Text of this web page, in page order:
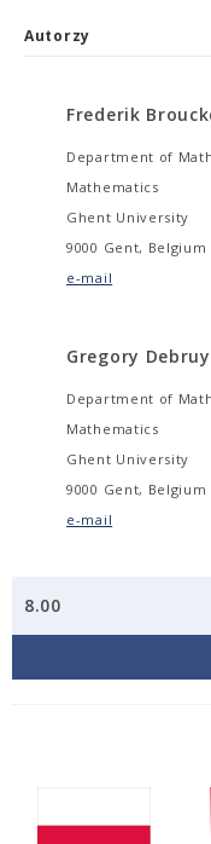
Autorzy
Frederik
Department of
Mathematics
Ghent University
9000 Gent, Belgium
e-mail
Gregory
Department of
Mathematics
Ghent University
9000 Gent, Belgium
e-mail
8.00